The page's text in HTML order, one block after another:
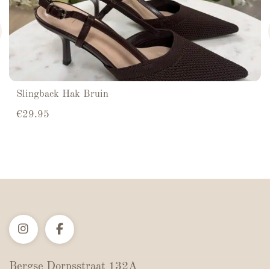
Slingback Hak Bruin
€29.95
Bergse Dorpsstraat 132A